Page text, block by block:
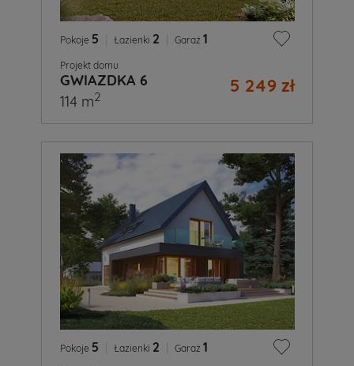
Pokoje 5 Łazienki 2 Garaż 1
Projekt domu
GWIAZDKA 6 5 249 zł
114 m2
Pokoje 5 Łazienki 2 Garaż 1